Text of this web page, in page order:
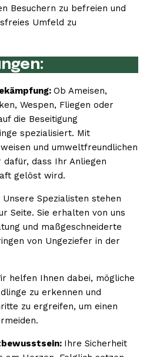
Besuchern zu befreien und
Umfeld zu
Ob Ameisen,
Wespen, Fliegen oder
die Beseitigung
spezialisiert. Mit
und umweltfreundlichen
dass Ihr Anliegen
gelöst wird.
Unsere Spezialisten stehen
Seite. Sie erhalten von uns
und maßgeschneiderte
von Ungeziefer in der
helfen Ihnen dabei, mögliche
zu erkennen und
zu ergreifen, um einen
Ihre Sicherheit